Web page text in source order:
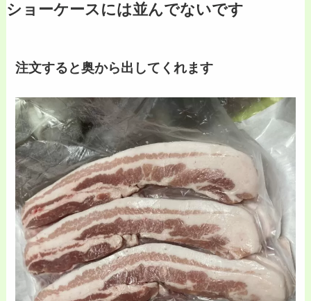
ショーケースには並んでないです
注文すると奥から出してくれます